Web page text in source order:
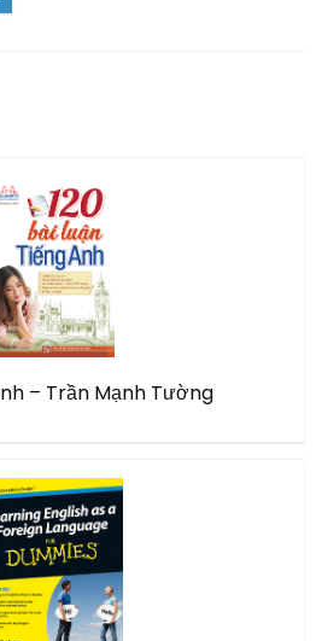
– Trần Mạnh Tường